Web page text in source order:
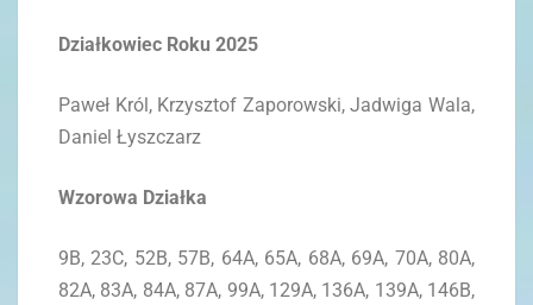
Działkowiec Roku 2025
Paweł Król, Krzysztof Zaporowski, Jadwiga Wala,
Daniel Łyszczarz
Wzorowa Działka
9B, 23C, 52B, 57B, 64A, 65A, 68A, 69A, 70A, 80A,
82A, 83A, 84A, 87A, 99A, 129A, 136A, 139A, 146B,